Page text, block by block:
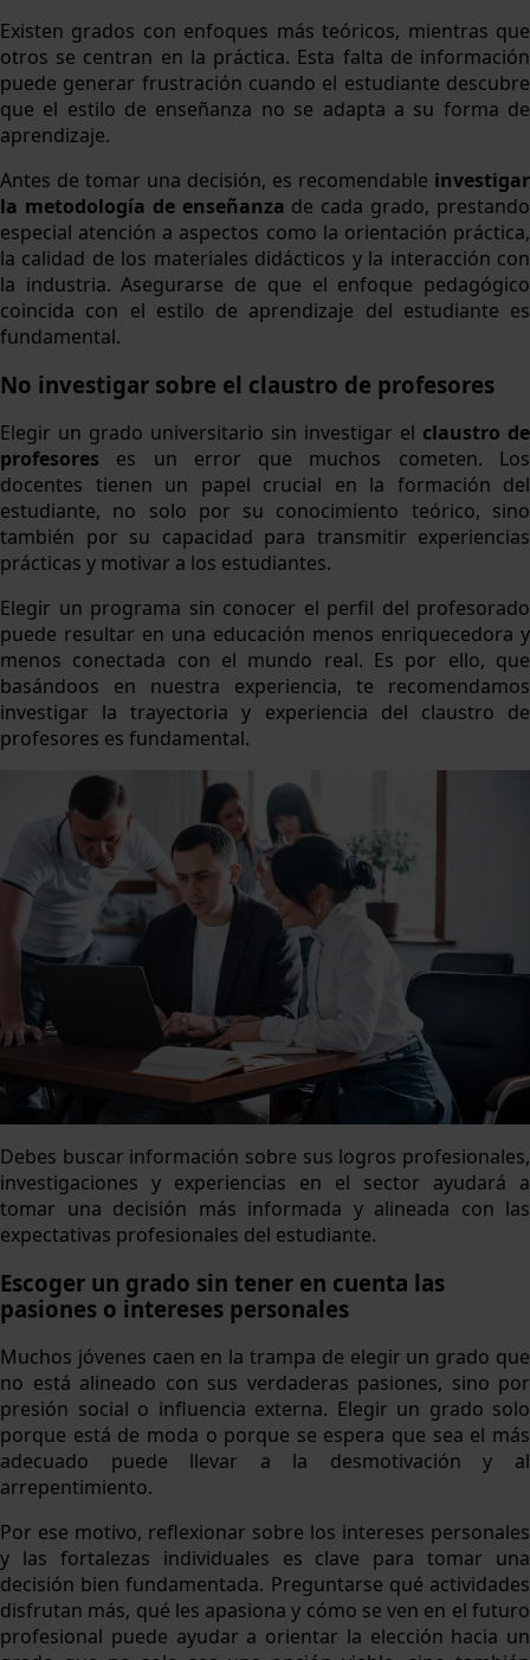
Existen grados con enfoques más teóricos, mientras que
otros se centran en la práctica. Esta falta de información
puede generar frustración cuando el estudiante descubre
que el estilo de enseñanza no se adapta a su forma de
aprendizaje.
Antes de tomar una decisión, es recomendable investigar
la metodología de enseñanza de cada grado, prestando
especial atención a aspectos como la orientación práctica,
la calidad de los materiales didácticos y la interacción con
la industria. Asegurarse de que el enfoque pedagógico
coincida con el estilo de aprendizaje del estudiante es
fundamental.
No investigar sobre el claustro de profesores
Elegir un grado universitario sin investigar el claustro de
profesores es un error que muchos cometen. Los
docentes tienen un papel crucial en la formación del
estudiante, no solo por su conocimiento teórico, sino
también por su capacidad para transmitir experiencias
prácticas y motivar a los estudiantes.
Elegir un programa sin conocer el perfil del profesorado
puede resultar en una educación menos enriquecedora y
menos conectada con el mundo real. Es por ello, que
basándoos en nuestra experiencia, te recomendamos
investigar la trayectoria y experiencia del claustro de
profesores es fundamental.
Debes buscar información sobre sus logros profesionales,
investigaciones y experiencias en el sector ayudará a
tomar una decisión más informada y alineada con las
expectativas profesionales del estudiante.
Escoger un grado sin tener en cuenta las
pasiones o intereses personales
Muchos jóvenes caen en la trampa de elegir un grado que
no está alineado con sus verdaderas pasiones, sino por
presión social o influencia externa. Elegir un grado solo
porque está de moda o porque se espera que sea el más
adecuado puede llevar a la desmotivación y al
arrepentimiento.
Por ese motivo, reflexionar sobre los intereses personales
y las fortalezas individuales es clave para tomar una
decisión bien fundamentada. Preguntarse qué actividades
disfrutan más, qué les apasiona y cómo se ven en el futuro
profesional puede ayudar a orientar la elección hacia un